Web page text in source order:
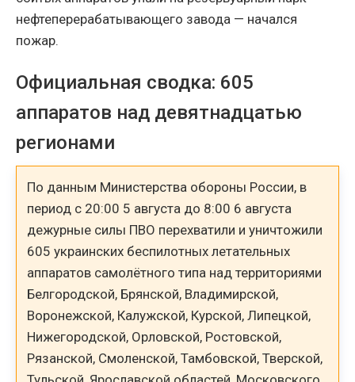
нефтеперерабатывающего завода — начался
пожар.
Официальная сводка: 605
аппаратов над девятнадцатью
регионами
По данным Министерства обороны России, в
период с 20:00 5 августа до 8:00 6 августа
дежурные силы ПВО перехватили и уничтожили
605 украинских беспилотных летательных
аппаратов самолётного типа над территориями
Белгородской, Брянской, Владимирской,
Воронежской, Калужской, Курской, Липецкой,
Нижегородской, Орловской, Ростовской,
Рязанской, Смоленской, Тамбовской, Тверской,